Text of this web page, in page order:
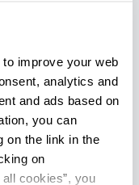
improve your web
analytics and
and ads based on
you can
on the link in the
on
cookies”, you
(1265
poderoso crinale,
delle Foreste
e Campigna
precipizio